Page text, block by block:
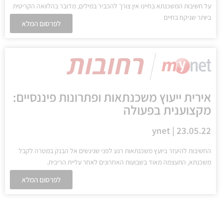
על חשיבות המשכנתא בחיינו אין צורך להכביר במילים, מדובר בהלוואה הקריטית
ביותר שניקח בחיים
לפרסום המלא
אירית ייעוץ משכנתאות ופתרונות פיננסיים:
מקצוענית בפעולה
ynet | 23.05.22
החשיבות להיעזר ביועץ משכנתאות רגע לפני שניגשים אל הבנק במטרה לקבל
משכנתא, התעצמה מאוד בשבועות האחרונים לאחר עליית הריבית.
לפרסום המלא